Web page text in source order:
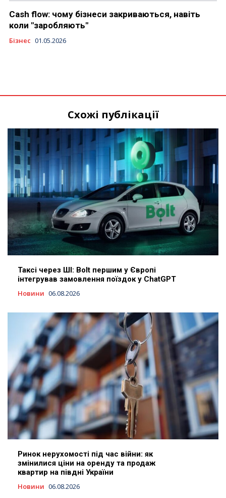
Cash flow: чому бізнеси закриваються, навіть
коли "заробляють"
Бізнес 01.05.2026
Схожі публікації
Таксі через ШІ: Bolt першим у Європі
інтегрував замовлення поїздок у ChatGPT
Новини 06.08.2026
Ринок нерухомості під час війни: як
змінилися ціни на оренду та продаж
квартир на півдні України
Новини 06.08.2026